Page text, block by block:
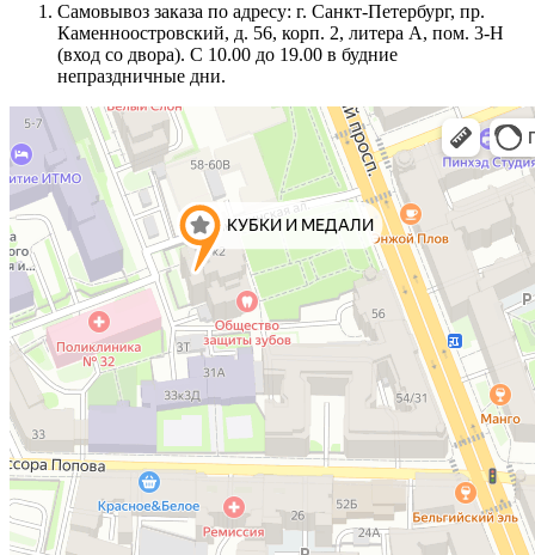
Самовывоз заказа по адресу: г. Санкт-Петербург, пр.
Каменноостровский, д. 56, корп. 2, литера А, пом. 3-Н
(вход со двора). С 10.00 до 19.00 в будние
непраздничные дни.